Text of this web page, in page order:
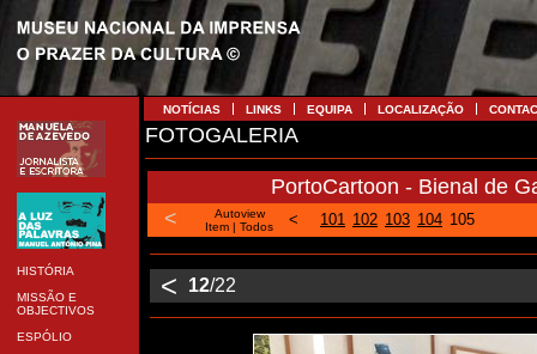
HISTÓRIA
MISSÃO E
OBJECTIVOS
ESPÓLIO
NOTÍCIAS LINKS EQUIPA LOCALIZAÇÃO
FOTOGALERIA
PortoCartoon - Bienal de
<
Autoview
Item | Todos < 101 102 103 104 105
< 12/22